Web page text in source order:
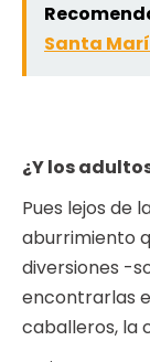
Santa
¿Y los
Pues lejos de
aburrimiento
diversiones -
encontrarlas
caballeros, la